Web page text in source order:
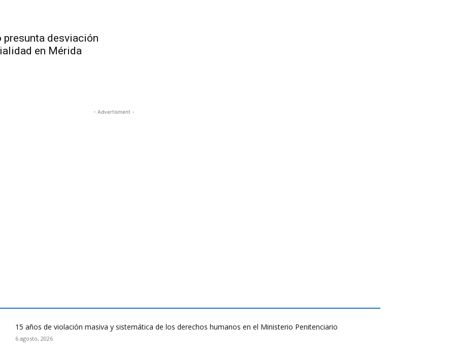
presunta desviación
en Mérida
- Advertisment -
15 años de violación masiva y sistemática de los derechos humanos en el Ministerio Penitenciario
6 agosto, 2026